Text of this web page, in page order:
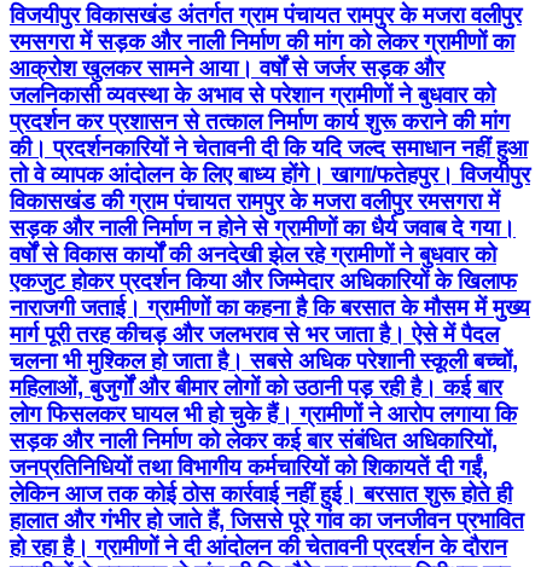
विजयीपुर विकासखंड अंतर्गत ग्राम पंचायत रामपुर के मजरा वलीपुर
रमसगरा में सड़क और नाली निर्माण की मांग को लेकर ग्रामीणों का
आक्रोश खुलकर सामने आया। वर्षों से जर्जर सड़क और
जलनिकासी व्यवस्था के अभाव से परेशान ग्रामीणों ने बुधवार को
प्रदर्शन कर प्रशासन से तत्काल निर्माण कार्य शुरू कराने की मांग
की। प्रदर्शनकारियों ने चेतावनी दी कि यदि जल्द समाधान नहीं हुआ
तो वे व्यापक आंदोलन के लिए बाध्य होंगे। खागा/फतेहपुर। विजयीपुर
विकासखंड की ग्राम पंचायत रामपुर के मजरा वलीपुर रमसगरा में
सड़क और नाली निर्माण न होने से ग्रामीणों का धैर्य जवाब दे गया।
वर्षों से विकास कार्यों की अनदेखी झेल रहे ग्रामीणों ने बुधवार को
एकजुट होकर प्रदर्शन किया और जिम्मेदार अधिकारियों के खिलाफ
नाराजगी जताई। ग्रामीणों का कहना है कि बरसात के मौसम में मुख्य
मार्ग पूरी तरह कीचड़ और जलभराव से भर जाता है। ऐसे में पैदल
चलना भी मुश्किल हो जाता है। सबसे अधिक परेशानी स्कूली बच्चों,
महिलाओं, बुजुर्गों और बीमार लोगों को उठानी पड़ रही है। कई बार
लोग फिसलकर घायल भी हो चुके हैं। ग्रामीणों ने आरोप लगाया कि
सड़क और नाली निर्माण को लेकर कई बार संबंधित अधिकारियों,
जनप्रतिनिधियों तथा विभागीय कर्मचारियों को शिकायतें दी गईं,
लेकिन आज तक कोई ठोस कार्रवाई नहीं हुई। बरसात शुरू होते ही
हालात और गंभीर हो जाते हैं, जिससे पूरे गांव का जनजीवन प्रभावित
हो रहा है। ग्रामीणों ने दी आंदोलन की चेतावनी प्रदर्शन के दौरान